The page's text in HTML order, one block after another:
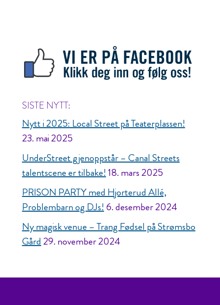
SISTE NYTT:
Nytt i 2025: Local Street på Teaterplassen!
23. mai 2025
UnderStreet gjenoppstår – Canal Streets
talentscene er tilbake!18. mars 2025
PRISON PARTY med Hjorterud Allé,
Problembarn og DJs! 6. desember 2024
Ny magisk venue – Trang Fødsel på Strømsbo
Gård29. november 2024